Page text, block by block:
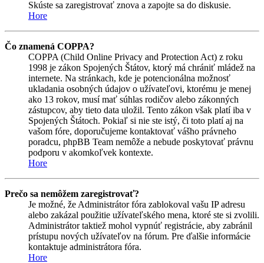
Skúste sa zaregistrovať znova a zapojte sa do diskusie.
Hore
Čo znamená COPPA?
COPPA (Child Online Privacy and Protection Act) z roku
1998 je zákon Spojených Štátov, ktorý má chrániť mládež na
internete. Na stránkach, kde je potencionálna možnosť
ukladania osobných údajov o užívateľovi, ktorému je menej
ako 13 rokov, musí mať súhlas rodičov alebo zákonných
zástupcov, aby tieto data uložil. Tento zákon však platí iba v
Spojených Štátoch. Pokiaľ si nie ste istý, či toto platí aj na
vašom fóre, doporučujeme kontaktovať vášho právneho
poradcu, phpBB Team nemôže a nebude poskytovať právnu
podporu v akomkoľvek kontexte.
Hore
Prečo sa nemôžem zaregistrovať?
Je možné, že Administrátor fóra zablokoval vašu IP adresu
alebo zakázal použitie užívateľského mena, ktoré ste si zvolili.
Administrátor taktiež mohol vypnúť registrácie, aby zabránil
prístupu nových užívateľov na fórum. Pre ďalšie informácie
kontaktuje administrátora fóra.
Hore